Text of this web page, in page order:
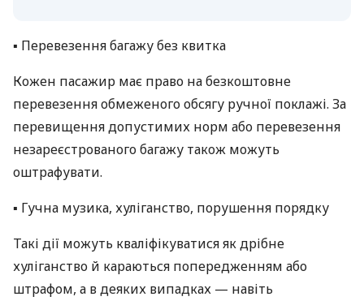
▪️ Перевезення багажу без квитка
Кожен пасажир має право на безкоштовне
перевезення обмеженого обсягу ручної поклажі. За
перевищення допустимих норм або перевезення
незареєстрованого багажу також можуть
оштрафувати.
▪️ Гучна музика, хуліганство, порушення порядку
Такі дії можуть кваліфікуватися як дрібне
хуліганство й караються попередженням або
штрафом, а в деяких випадках — навіть